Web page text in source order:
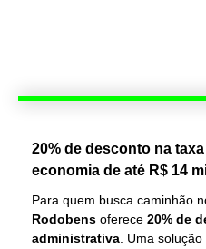
20% de desconto na
economia de até R$ 14
Para quem busca caminhão
Rodobens oferece 20% de
administrativa . Uma